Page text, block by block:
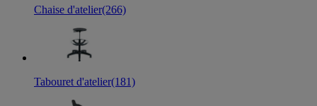
Chaise d'atelier(266)
Tabouret d'atelier(181)